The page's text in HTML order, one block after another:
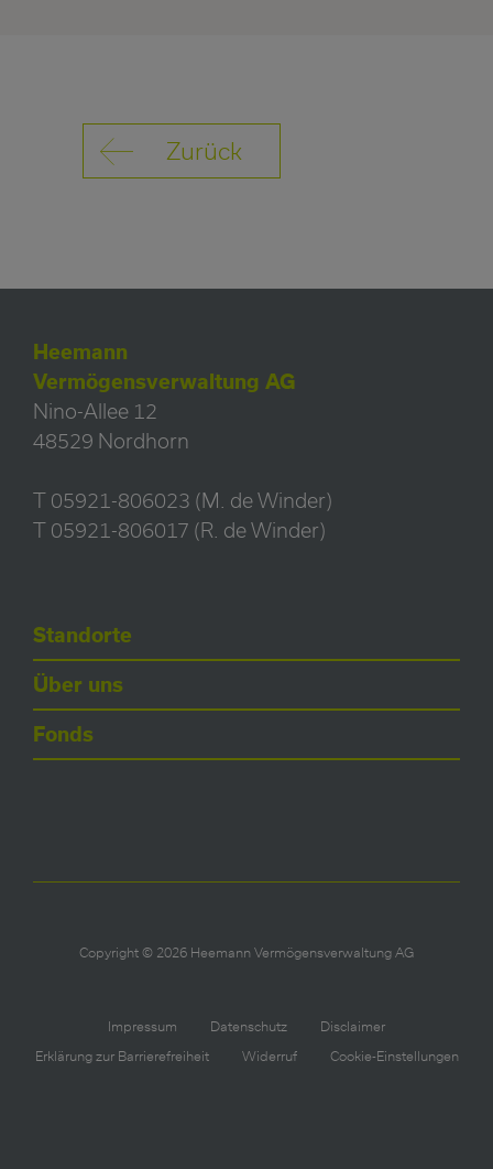
Zurück
Heemann
Vermögensverwaltung AG
Nino-Allee 12
48529 Nordhorn
T 05921-806023 (M. de Winder)
T 05921-806017 (R. de Winder)
Standorte
Über uns
Fonds
Copyright © 2026 Heemann Vermögensverwaltung AG
Impressum Datenschutz
Disclaimer
Erklärung zur Barrierefreiheit
Widerruf Cookie-Einstellungen